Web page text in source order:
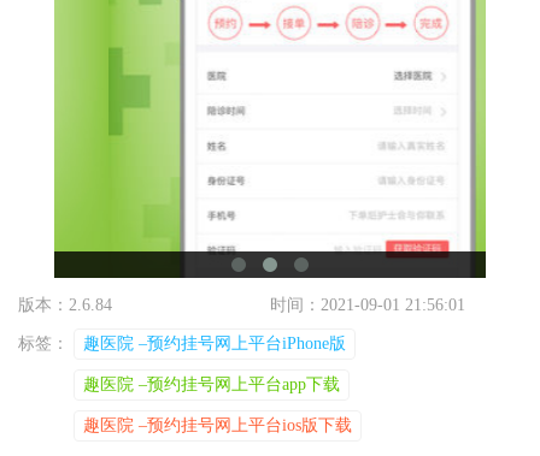
版本：2.6.84 时间：2021-09-01 21:56:01
标签： 趣医院 –预约挂号网上平台iPhone版
趣医院 –预约挂号网上平台app下载
趣医院 –预约挂号网上平台ios版下载